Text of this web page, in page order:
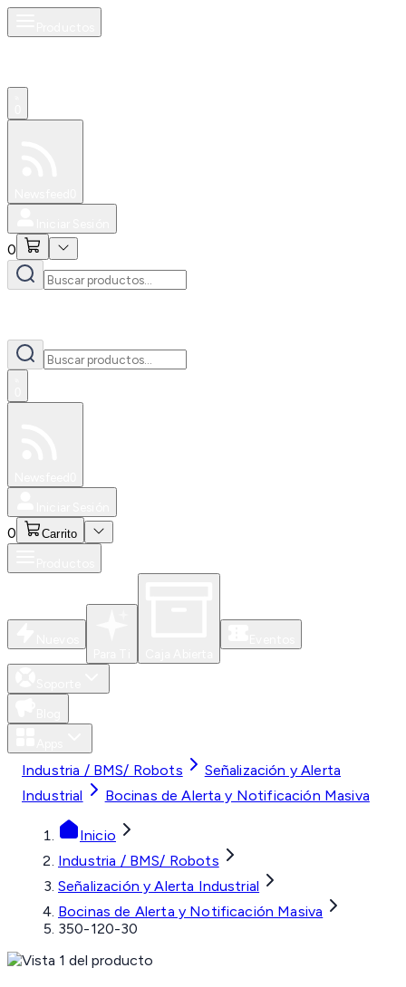
0
0 Carrito
Industria / BMS/ Robots
Señalización y Alerta
Industrial
Bocinas de Alerta y Notificación Masiva
Inicio
Industria / BMS/ Robots
Señalización y Alerta Industrial
Bocinas de Alerta y Notificación Masiva
350-120-30